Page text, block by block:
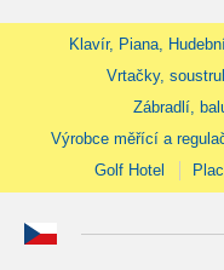
Klavír, Piana,
Vrtačky,
Zábradlí,
Výrobce měřící a
Golf Hotel